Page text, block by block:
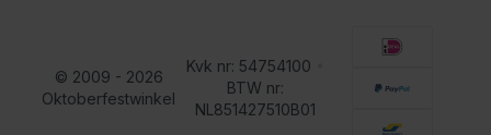
© 2009 - 2026
Oktoberfestwinkel
Kvk nr: 54754100
BTW nr:
NL851427510B01